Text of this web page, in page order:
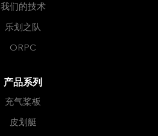
我们的技术
乐划之队
ORPC
产品系列
充气桨板
皮划艇